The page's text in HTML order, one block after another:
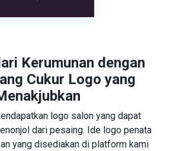
Kerumunan dengan
Cukur Logo yang
logo salon yang dapat
dari pesaing. Ide logo penata
yang disediakan di platform kami